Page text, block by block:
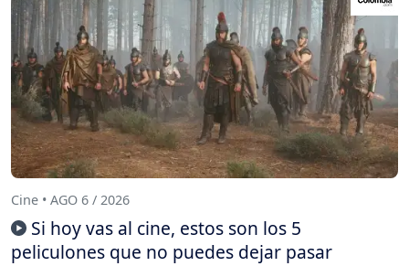
Cine • AGO 6 / 2026
Si hoy vas al cine, estos son los 5
peliculones que no puedes dejar pasar